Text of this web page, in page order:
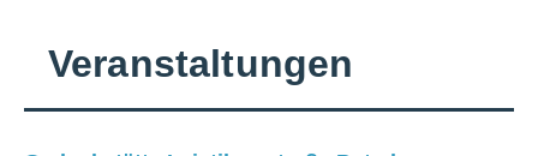
Veranstaltungen